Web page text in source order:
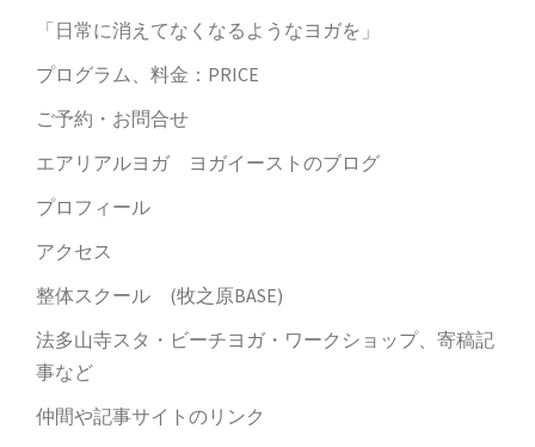
「日常に消えてなくなるようなヨガを」
プログラム、料金：PRICE
ご予約・お問合せ
エアリアルヨガ ヨガイーストのブログ
プロフィール
アクセス
整体スクール (牧之原BASE)
法多山寺スタ・ビーチヨガ・ワークショップ、寄稿記
事など
仲間や記事サイトのリンク